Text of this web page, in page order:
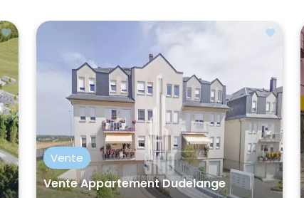
Vente
Vente Appartement Dudelange